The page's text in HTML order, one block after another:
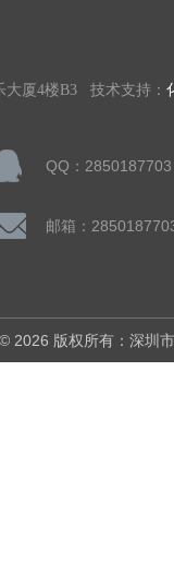
大厦4楼B3 技术支持：
QQ：2850187703
邮箱：
© 2026 版权所有：深圳